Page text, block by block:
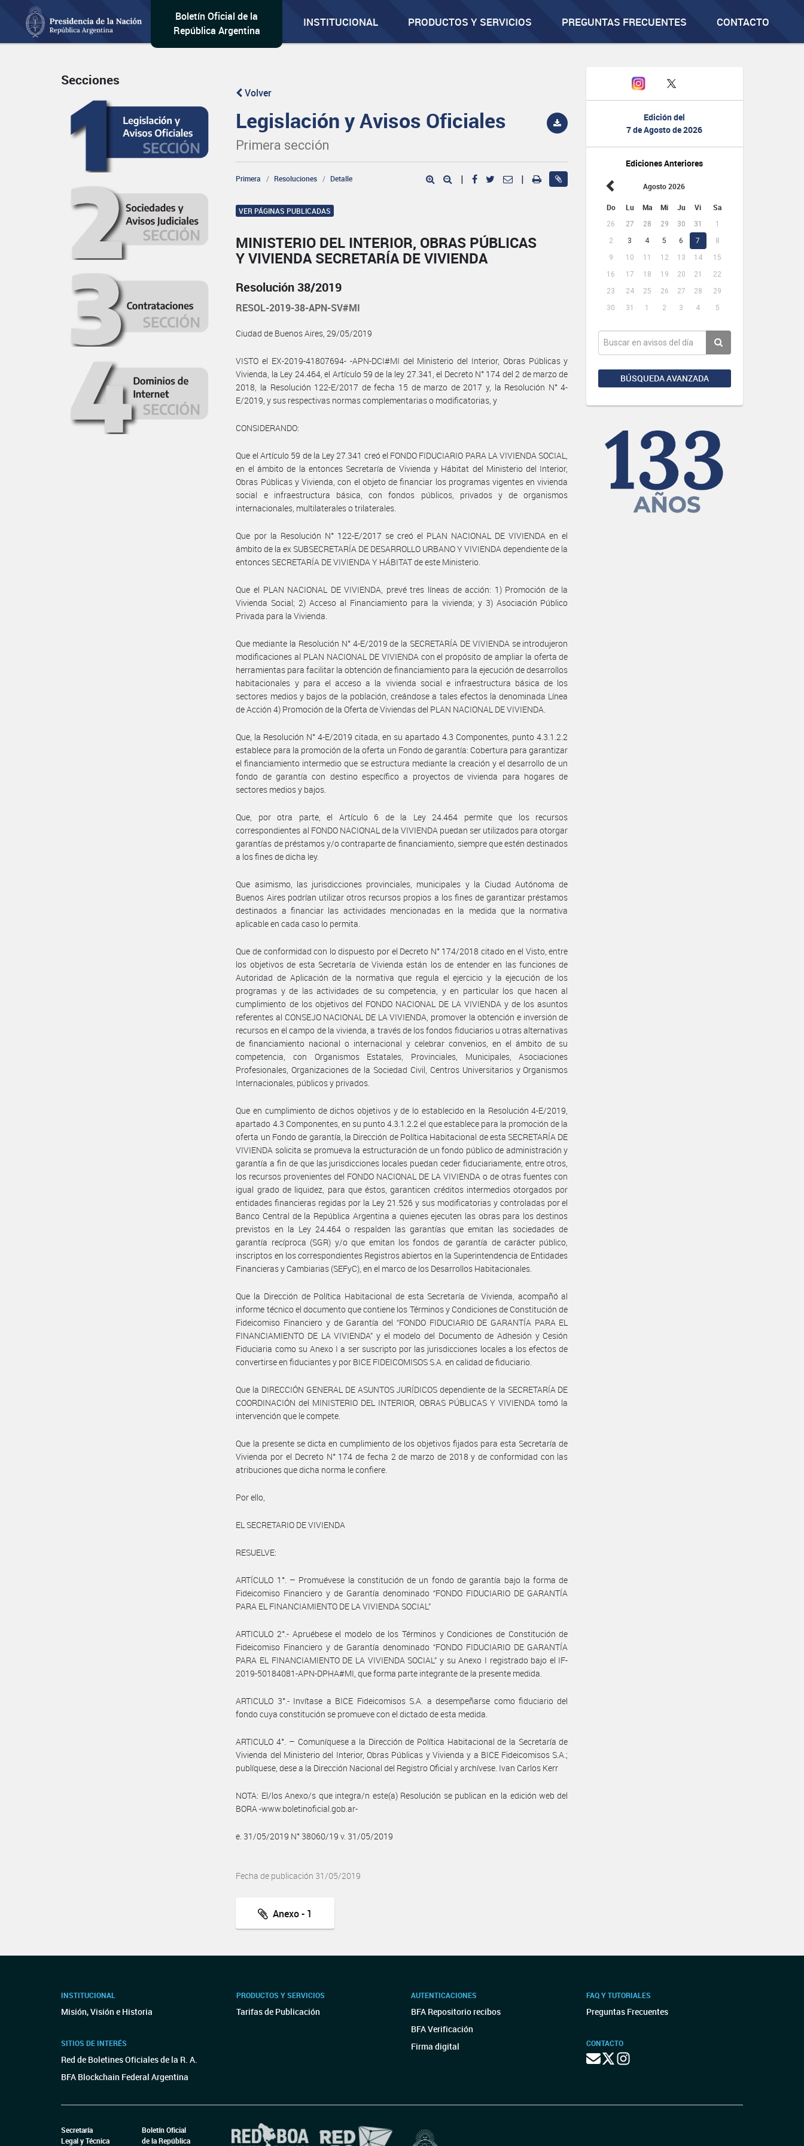
Boletín Oficial de la
República Argentina
INSTITUCIONAL PRODUCTOS Y SERVICIOS PREGUNTAS FRECUENTES CONTACTO
Edición del
7 de Agosto de 2026
Ediciones Anteriores
Agosto 2026
Do Lu Ma Mi Ju Vi Sa
26 27 28 29 30 31
1
2
3 4 5 6 7
8
9
10 11 12 13 14
15
16
17 18 19 20 21
22
23
24 25 26 27 28
29
30
31 1 2 3 4 5
BÚSQUEDA AVANZADA
Secciones
Volver
Legislación y Avisos Oficiales
Primera sección
Primera Resoluciones Detalle | |
VER PÁGINAS PUBLICADAS
MINISTERIO DEL INTERIOR, OBRAS PÚBLICAS
Y VIVIENDA SECRETARÍA DE VIVIENDA
Resolución 38/2019
RESOL-2019-38-APN-SV#MI
Ciudad de Buenos Aires, 29/05/2019
VISTO el EX-2019-41807694- -APN-DCI#MI del Ministerio del Interior, Obras Públicas y
Vivienda, la Ley 24.464, el Artículo 59 de la ley 27.341, el Decreto N° 174 del 2 de marzo de
2018, la Resolución 122-E/2017 de fecha 15 de marzo de 2017 y, la Resolución N° 4-
E/2019, y sus respectivas normas complementarias o modificatorias, y
CONSIDERANDO:
Que el Artículo 59 de la Ley 27.341 creó el FONDO FIDUCIARIO PARA LA VIVIENDA SOCIAL,
en el ámbito de la entonces Secretaría de Vivienda y Hábitat del Ministerio del Interior,
Obras Públicas y Vivienda, con el objeto de financiar los programas vigentes en vivienda
social e infraestructura básica, con fondos públicos, privados y de organismos
internacionales, multilaterales o trilaterales.
Que por la Resolución N° 122-E/2017 se creó el PLAN NACIONAL DE VIVIENDA en el
ámbito de la ex SUBSECRETARÍA DE DESARROLLO URBANO Y VIVIENDA dependiente de la
entonces SECRETARÍA DE VIVIENDA Y HÁBITAT de este Ministerio.
Que el PLAN NACIONAL DE VIVIENDA, prevé tres líneas de acción: 1) Promoción de la
Vivienda Social; 2) Acceso al Financiamiento para la vivienda; y 3) Asociación Público
Privada para la Vivienda.
Que mediante la Resolución N° 4-E/2019 de la SECRETARÍA DE VIVIENDA se introdujeron
modificaciones al PLAN NACIONAL DE VIVIENDA con el propósito de ampliar la oferta de
herramientas para facilitar la obtención de financiamiento para la ejecución de desarrollos
habitacionales y para el acceso a la vivienda social e infraestructura básica de los
sectores medios y bajos de la población, creándose a tales efectos la denominada Línea
de Acción 4) Promoción de la Oferta de Viviendas del PLAN NACIONAL DE VIVIENDA.
Que, la Resolución N° 4-E/2019 citada, en su apartado 4.3 Componentes, punto 4.3.1.2.2
establece para la promoción de la oferta un Fondo de garantía: Cobertura para garantizar
el financiamiento intermedio que se estructura mediante la creación y el desarrollo de un
fondo de garantía con destino específico a proyectos de vivienda para hogares de
sectores medios y bajos.
Que, por otra parte, el Artículo 6 de la Ley 24.464 permite que los recursos
correspondientes al FONDO NACIONAL de la VIVIENDA puedan ser utilizados para otorgar
garantías de préstamos y/o contraparte de financiamiento, siempre que estén destinados
a los fines de dicha ley.
Que asimismo, las jurisdicciones provinciales, municipales y la Ciudad Autónoma de
Buenos Aires podrían utilizar otros recursos propios a los fines de garantizar préstamos
destinados a financiar las actividades mencionadas en la medida que la normativa
aplicable en cada caso lo permita.
Que de conformidad con lo dispuesto por el Decreto N° 174/2018 citado en el Visto, entre
los objetivos de esta Secretaría de Vivienda están los de entender en las funciones de
Autoridad de Aplicación de la normativa que regula el ejercicio y la ejecución de los
programas y de las actividades de su competencia, y en particular los que hacen al
cumplimiento de los objetivos del FONDO NACIONAL DE LA VIVIENDA y de los asuntos
referentes al CONSEJO NACIONAL DE LA VIVIENDA, promover la obtención e inversión de
recursos en el campo de la vivienda, a través de los fondos fiduciarios u otras alternativas
de financiamiento nacional o internacional y celebrar convenios, en el ámbito de su
competencia, con Organismos Estatales, Provinciales, Municipales, Asociaciones
Profesionales, Organizaciones de la Sociedad Civil, Centros Universitarios y Organismos
Internacionales, públicos y privados.
Que en cumplimiento de dichos objetivos y de lo establecido en la Resolución 4-E/2019,
apartado 4.3 Componentes, en su punto 4.3.1.2.2 el que establece para la promoción de la
oferta un Fondo de garantía, la Dirección de Política Habitacional de esta SECRETARÍA DE
VIVIENDA solicita se promueva la estructuración de un fondo público de administración y
garantía a fin de que las jurisdicciones locales puedan ceder fiduciariamente, entre otros,
los recursos provenientes del FONDO NACIONAL DE LA VIVIENDA o de otras fuentes con
igual grado de liquidez, para que éstos, garanticen créditos intermedios otorgados por
entidades financieras regidas por la Ley 21.526 y sus modificatorias y controladas por el
Banco Central de la República Argentina a quienes ejecuten las obras para los destinos
previstos en la Ley 24.464 o respalden las garantías que emitan las sociedades de
garantía recíproca (SGR) y/o que emitan los fondos de garantía de carácter público,
inscriptos en los correspondientes Registros abiertos en la Superintendencia de Entidades
Financieras y Cambiarias (SEFyC), en el marco de los Desarrollos Habitacionales.
Que la Dirección de Política Habitacional de esta Secretaría de Vivienda, acompañó al
informe técnico el documento que contiene los Términos y Condiciones de Constitución de
Fideicomiso Financiero y de Garantía del “FONDO FIDUCIARIO DE GARANTÍA PARA EL
FINANCIAMIENTO DE LA VIVIENDA” y el modelo del Documento de Adhesión y Cesión
Fiduciaria como su Anexo I a ser suscripto por las jurisdicciones locales a los efectos de
convertirse en fiduciantes y por BICE FIDEICOMISOS S.A. en calidad de fiduciario.
Que la DIRECCIÓN GENERAL DE ASUNTOS JURÍDICOS dependiente de la SECRETARÍA DE
COORDINACIÓN del MINISTERIO DEL INTERIOR, OBRAS PÚBLICAS Y VIVIENDA tomó la
intervención que le compete.
Que la presente se dicta en cumplimiento de los objetivos fijados para esta Secretaría de
Vivienda por el Decreto N° 174 de fecha 2 de marzo de 2018 y de conformidad con las
atribuciones que dicha norma le confiere.
Por ello,
EL SECRETARIO DE VIVIENDA
RESUELVE:
ARTÍCULO 1°. – Promuévese la constitución de un fondo de garantía bajo la forma de
Fideicomiso Financiero y de Garantía denominado “FONDO FIDUCIARIO DE GARANTÍA
PARA EL FINANCIAMIENTO DE LA VIVIENDA SOCIAL”
ARTICULO 2°.- Apruébese el modelo de los Términos y Condiciones de Constitución de
Fideicomiso Financiero y de Garantía denominado “FONDO FIDUCIARIO DE GARANTÍA
PARA EL FINANCIAMIENTO DE LA VIVIENDA SOCIAL” y su Anexo I registrado bajo el IF-
2019-50184081-APN-DPHA#MI, que forma parte integrante de la presente medida.
ARTICULO 3°.- Invítase a BICE Fideicomisos S.A. a desempeñarse como fiduciario del
fondo cuya constitución se promueve con el dictado de esta medida.
ARTICULO 4°. – Comuníquese a la Dirección de Política Habitacional de la Secretaría de
Vivienda del Ministerio del Interior, Obras Públicas y Vivienda y a BICE Fideicomisos S.A.;
publíquese, dese a la Dirección Nacional del Registro Oficial y archívese. Ivan Carlos Kerr
NOTA: El/los Anexo/s que integra/n este(a) Resolución se publican en la edición web del
BORA -www.boletinoficial.gob.ar-
e. 31/05/2019 N° 38060/19 v. 31/05/2019
Fecha de publicación 31/05/2019
Anexo - 1
INSTITUCIONAL
Misión, Visión e Historia
SITIOS DE INTERÉS
Red de Boletines Oficiales de la R. A.
BFA Blockchain Federal Argentina
PRODUCTOS Y SERVICIOS
Tarifas de Publicación
AUTENTICACIONES
BFA Repositorio recibos
BFA Verificación
Firma digital
FAQ Y TUTORIALES
Preguntas Frecuentes
CONTACTO
Secretaría
Legal y Técnica
Boletín Oficial
de la República